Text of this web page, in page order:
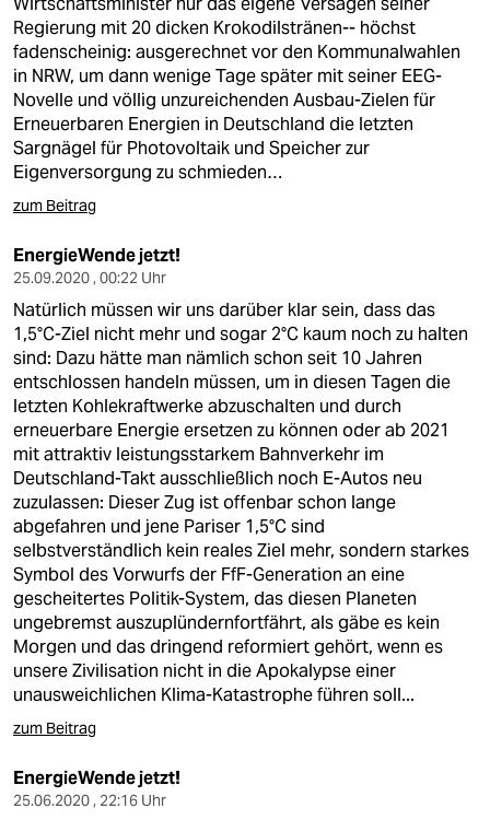
Regierung mit 20 dicken Krokodilstränen-- höchst
fadenscheinig: ausgerechnet vor den Kommunalwahlen
in NRW, um dann wenige Tage später mit seiner EEG-
Novelle und völlig unzureichenden Ausbau-Zielen für
Erneuerbaren Energien in Deutschland die letzten
Sargnägel für Photovoltaik und Speicher zur
Eigenversorgung zu schmieden…
zum Beitrag
EnergieWende jetzt!
25.09.2020 , 00:22 Uhr
Natürlich müssen wir uns darüber klar sein, dass das
1,5°C-Ziel nicht mehr und sogar 2°C kaum noch zu halten
sind: Dazu hätte man nämlich schon seit 10 Jahren
entschlossen handeln müssen, um in diesen Tagen die
letzten Kohlekraftwerke abzuschalten und durch
erneuerbare Energie ersetzen zu können oder ab 2021
mit attraktiv leistungsstarkem Bahnverkehr im
Deutschland-Takt ausschließlich noch E-Autos neu
zuzulassen: Dieser Zug ist offenbar schon lange
abgefahren und jene Pariser 1,5°C sind
selbstverständlich kein reales Ziel mehr, sondern starkes
Symbol des Vorwurfs der FfF-Generation an eine
gescheitertes Politik-System, das diesen Planeten
ungebremst auszuplündernfortfährt, als gäbe es kein
Morgen und das dringend reformiert gehört, wenn es
unsere Zivilisation nicht in die Apokalypse einer
unausweichlichen Klima-Katastrophe führen soll...
zum Beitrag
EnergieWende jetzt!
25.06.2020 , 22:16 Uhr